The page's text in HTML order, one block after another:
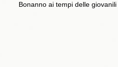
Bonanno ai tempi delle giovanili